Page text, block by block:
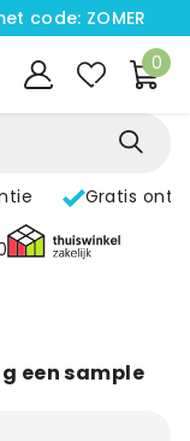
code: ZOMER
0
Gratis
een sample